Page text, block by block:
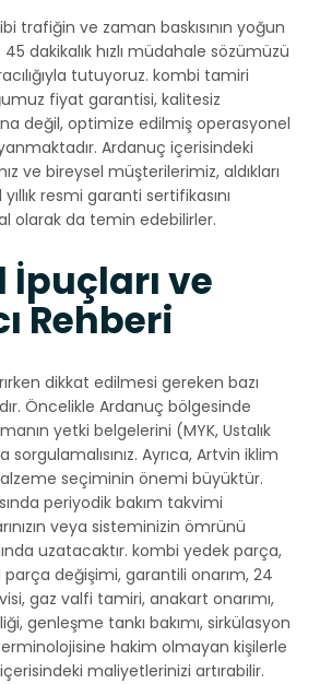
trafiğin ve zaman baskısının yoğun
dakikalık hızlı müdahale sözümüzü
tutuyoruz. kombi tamiri
fiyat garantisi, kalitesiz
değil, optimize edilmiş operasyonel
Ardanuç içerisindeki
ve bireysel müşterilerimiz, aldıkları
resmi garanti sertifikasını
olarak da temin edebilirler.
İpuçları ve
Rehberi
dikkat edilmesi gereken bazı
Öncelikle Ardanuç bölgesinde
yetki belgelerini (MYK, Ustalık
Ayrıca, Artvin iklim
seçiminin önemi büyüktür.
periyodik bakım takvimi
veya sisteminizin ömrünü
uzatacaktır. kombi yedek parça,
parça değişimi, garantili onarım, 24
gaz valfi tamiri, anakart onarımı,
genleşme tankı bakımı, sirkülasyon
hakim olmayan kişilerle
maliyetlerinizi artırabilir.